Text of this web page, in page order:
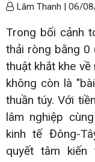
Lâm Thanh | 06/
Trong bối cảnh
thải ròng bằng 0
thuật khắt khe
không còn là
thuần túy. Với
lâm nghiệp
kinh tế Đông-
quyết tâm